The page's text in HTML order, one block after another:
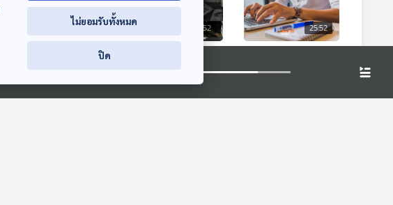
25:52
"ทรัมป์-ปูติน" เตรียม
จับเข่าหารือ
25:52
ธง "จอลลี่ โรเจอร์ส"
จากวันพีซ
25:52
ทำงานในที่ทำงาน
00:00:00
ไม่ยอมรับทั้งหมด
ปิด